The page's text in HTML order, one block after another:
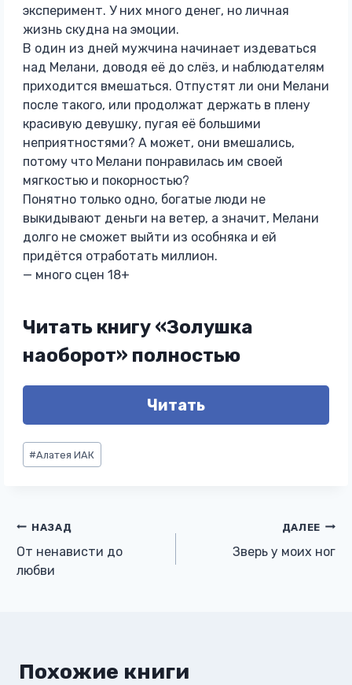
эксперимент. У них много денег, но личная
жизнь скудна на эмоции.
В один из дней мужчина начинает издеваться
над Мелани, доводя её до слёз, и наблюдателям
приходится вмешаться. Отпустят ли они Мелани
после такого, или продолжат держать в плену
красивую девушку, пугая её большими
неприятностями? А может, они вмешались,
потому что Мелани понравилась им своей
мягкостью и покорностью?
Понятно только одно, богатые люди не
выкидывают деньги на ветер, а значит, Мелани
долго не сможет выйти из особняка и ей
придётся отработать миллион.
— много сцен 18+
Читать книгу «Золушка
наоборот» полностью
Читать
Метки
записи:
#Алатея ИАК
Навигация
по
НАЗАД
От ненависти до
любви
ДАЛЕЕ
Зверь у моих ног
Похожие книги